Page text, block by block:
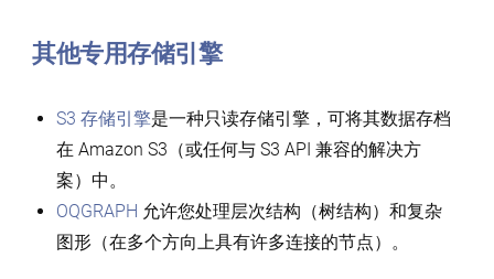
其他专用存储引擎
S3 存储引擎是一种只读存储引擎，可将其数据存档
在 Amazon S3（或任何与 S3 API 兼容的解决方
案）中。
OQGRAPH 允许您处理层次结构（树结构）和复杂
图形（在多个方向上具有许多连接的节点）。